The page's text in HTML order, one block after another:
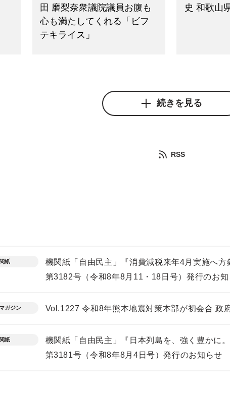
田 磨梨奈衆議院議員お腹も
心も満たしてくれる「ビフ
テキライス」
史 和歌山
続きを見る
RSS
紙
機関紙「自由民主」『消費減税来年4月実施へ方
第3182号（令和8年8月11・18日号）発行のお知
ガジン Vol.1227 令和8年熊本地震対策本部が初会合 政
紙
機関紙「自由民主」『日本列島を、強く豊かに
第3181号（令和8年8月4日号）発行のお知らせ